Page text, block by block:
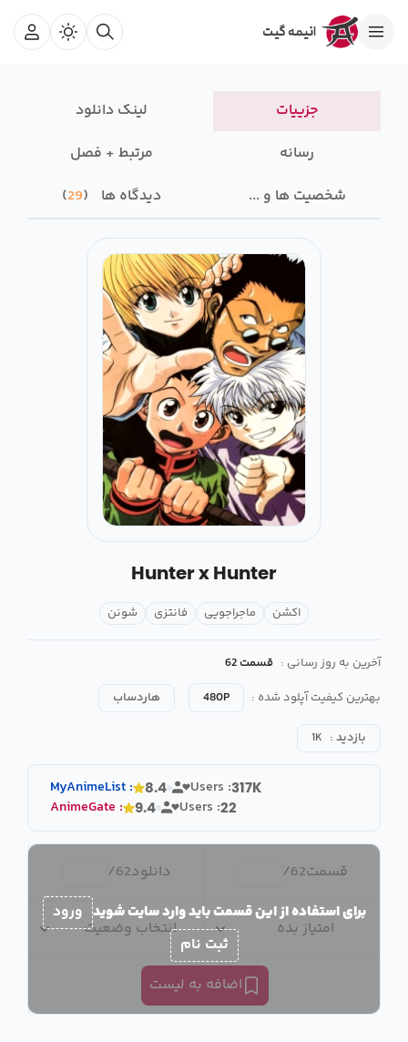
جزییات
لینک دانلود
رسانه‌
مرتبط + فصل
شخصیت ها و ...
دیدگاه ها 29
Hunter x Hunter
اکشن ماجراجویی فانتزی شونن
آخرین به روز رسانی : قسمت 62
بهترین کیفیت آپلود شده :
480P هاردساب
بازدید : 1K
MyAnimeList : 8.4 Users :317K
AnimeGate : 9.4 Users :22
قسمت62
/ دانلود62
/
امتیاز بده انتخاب وضعیت
اضافه به لیست
برای استفاده از این قسمت باید وارد سایت شوید ورود
ثبت نام